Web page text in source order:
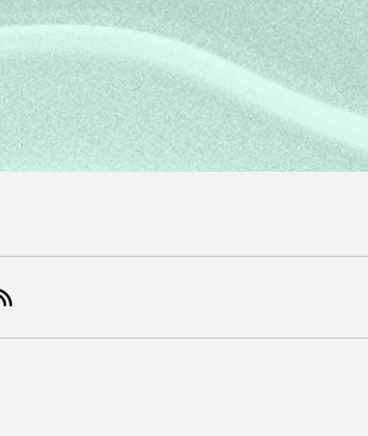
EM NOVA ABA)
EM NOVA ABA)
(ABRE EM NOVA ABA)
(ABRE EM NOVA ABA)
NIC.BR (ABRE EM NOVA ABA)
DO NIC.BR (ABRE EM NOVA ABA)
DO NIC.BR (ABRE EM NOVA ABA)
DO NIC.BR (ABRE EM NOVA ABA)